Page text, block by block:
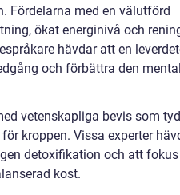
Fördelarna med en välutförd
ökat energinivå och
hävdar att en
och förbättra den
vetenskapliga bevis som
kroppen. Vissa experter
detoxifikation och att
kost.